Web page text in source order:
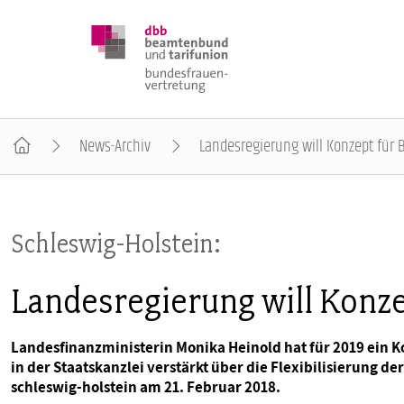
BUNDESTAGSWAHL 2025
POSITIONEN
SCHWERPUNKTTHEMEN
News-Archiv Landesregierung will Konzept für
Schleswig-Holstein:
Landesregierung will
Landesfinanzministerin Monika Heinold hat für 2019 ein
in der Staatskanzlei verstärkt über die Flexibilisierung
schleswig-holstein am 21. Februar 2018.